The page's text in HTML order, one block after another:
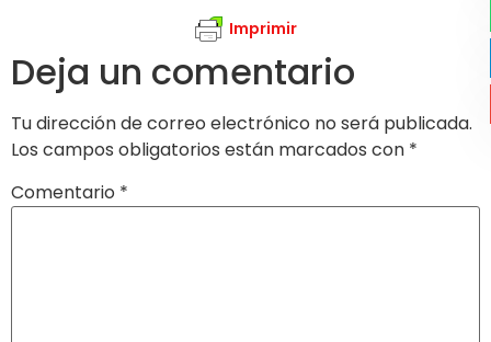
Imprimir
Deja un comentario
Tu dirección de correo electrónico no será publicada.
Los campos obligatorios están marcados con *
Comentario *